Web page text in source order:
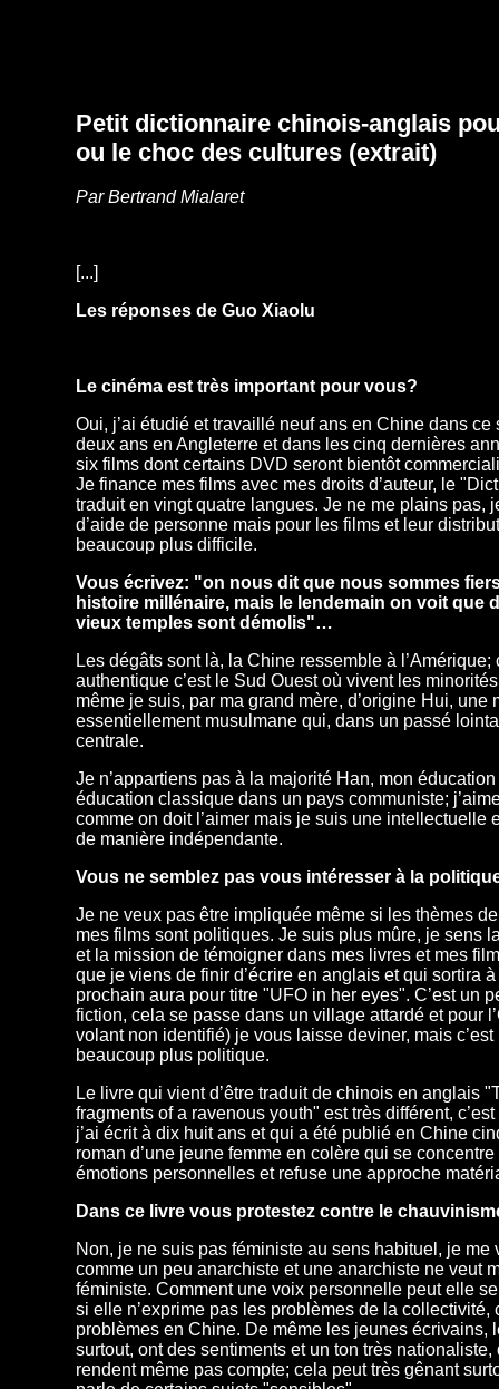
Petit dictionnaire chinois-anglais
ou le choc des cultures (extrait)
Par Bertrand Mialaret
[...]
Les réponses de Guo Xiaolu
Le cinéma est très important pour vous?
Oui, j’ai étudié et travaillé neuf ans en Chine dans ce
deux ans en Angleterre et dans les cinq dernières
six films dont certains DVD seront bientôt
Je finance mes films avec mes droits d’auteur, le
traduit en vingt quatre langues. Je ne me plains pas,
d’aide de personne mais pour les films et leur
beaucoup plus difficile.
Vous écrivez: "on nous dit que nous sommes
histoire millénaire, mais le lendemain on voit que
vieux temples sont démolis"…
Les dégâts sont là, la Chine ressemble à l’Amérique;
authentique c’est le Sud Ouest où vivent les
même je suis, par ma grand mère, d’origine Hui, une
essentiellement musulmane qui, dans un passé
centrale.
Je n’appartiens pas à la majorité Han, mon
éducation classique dans un pays communiste;
comme on doit l’aimer mais je suis une intellectuelle
de manière indépendante.
Vous ne semblez pas vous intéresser à la
Je ne veux pas être impliquée même si les thèmes
mes films sont politiques. Je suis plus mûre, je sens
et la mission de témoigner dans mes livres et mes
que je viens de finir d’écrire en anglais et qui sortira à
prochain aura pour titre "UFO in her eyes". C’est un
fiction, cela se passe dans un village attardé et pour
volant non identifié) je vous laisse deviner, mais c’est
beaucoup plus politique.
Le livre qui vient d’être traduit de chinois en anglais
fragments of a ravenous youth" est très différent,
j’ai écrit à dix huit ans et qui a été publié en Chine
roman d’une jeune femme en colère qui se concentre
émotions personnelles et refuse une approche
Dans ce livre vous protestez contre le
Non, je ne suis pas féministe au sens habituel, je me
comme un peu anarchiste et une anarchiste ne veut
féministe. Comment une voix personnelle peut elle
si elle n’exprime pas les problèmes de la collectivité,
problèmes en Chine. De même les jeunes écrivains,
surtout, ont des sentiments et un ton très nationaliste,
rendent même pas compte; cela peut très gênant